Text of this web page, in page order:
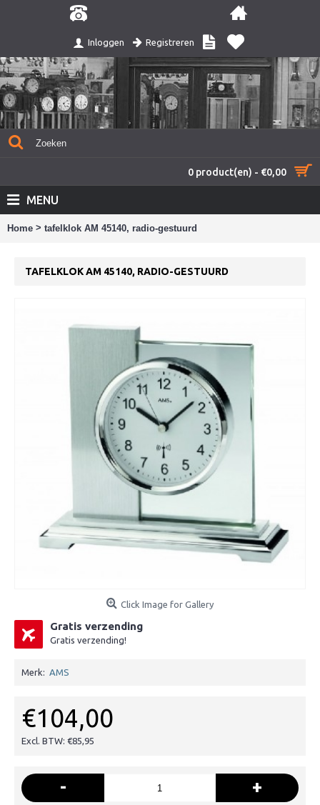
Inloggen Registreren
0 product(en) - €0,00
MENU
Home > tafelklok AM 45140, radio-gestuurd
TAFELKLOK AM 45140, RADIO-GESTUURD
Click Image for Gallery
Gratis verzending
Gratis verzending!
Merk: AMS
€104,00
Excl. BTW: €85,95
- +